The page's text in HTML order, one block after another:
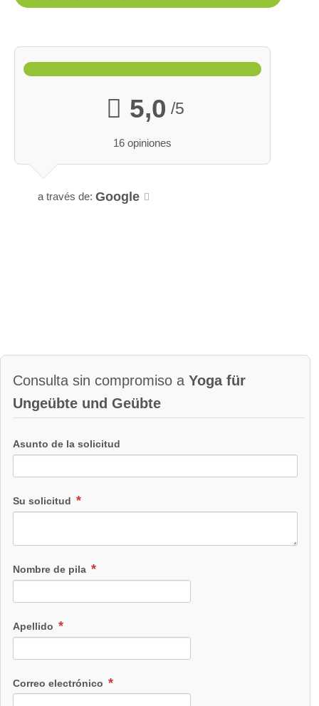
5,0 /5
16 opiniones
a través de: Google
Consulta sin compromiso a Yoga für
Ungeübte und Geübte
Asunto de la solicitud
Su solicitud
Nombre de pila
Apellido
Correo electrónico